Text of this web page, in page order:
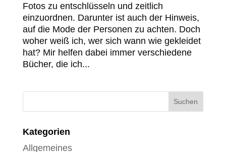
Fotos zu entschlüsseln und zeitlich
einzuordnen. Darunter ist auch der Hinweis,
auf die Mode der Personen zu achten. Doch
woher weiß ich, wer sich wann wie gekleidet
hat? Mir helfen dabei immer verschiedene
Bücher, die ich...
Kategorien
Allgemeines